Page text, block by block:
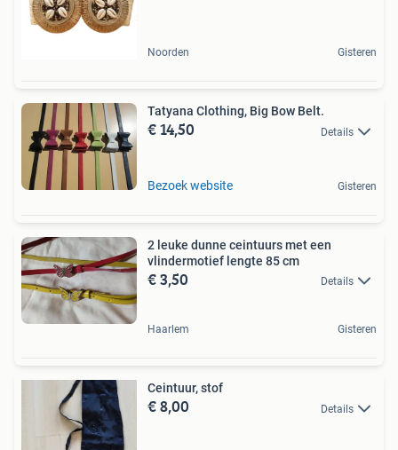
Noorden Gisteren
Tatyana Clothing, Big Bow Belt.
€ 14,50 Details
Bezoek website Gisteren
2 leuke dunne ceintuurs met een
vlindermotief lengte 85 cm
€ 3,50 Details
Haarlem Gisteren
Ceintuur, stof
€ 8,00 Details